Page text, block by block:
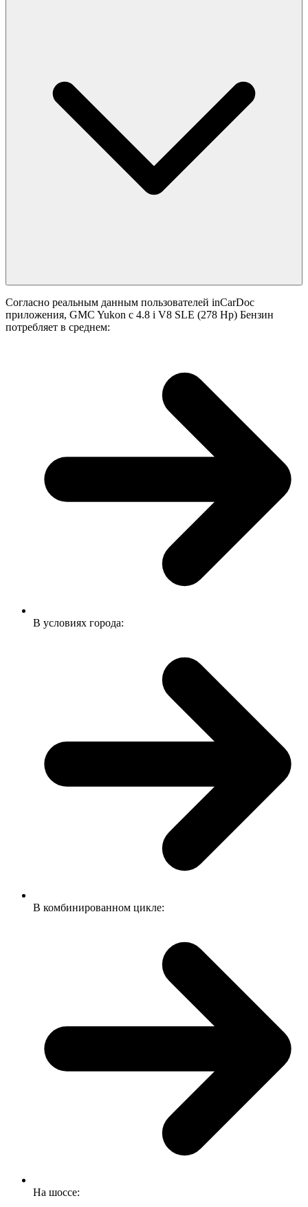
Согласно реальным данным пользователей inCarDoc
приложения, GMC Yukon с 4.8 i V8 SLE (278 Hp) Бензин
потребляет в среднем:
В условиях города:
В комбинированном цикле:
На шоссе: